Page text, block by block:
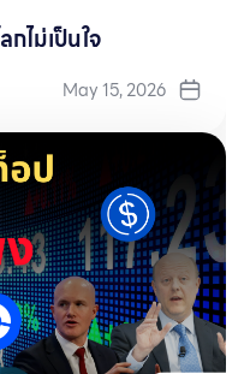
ไม่เป็นใจ
May 15, 2026